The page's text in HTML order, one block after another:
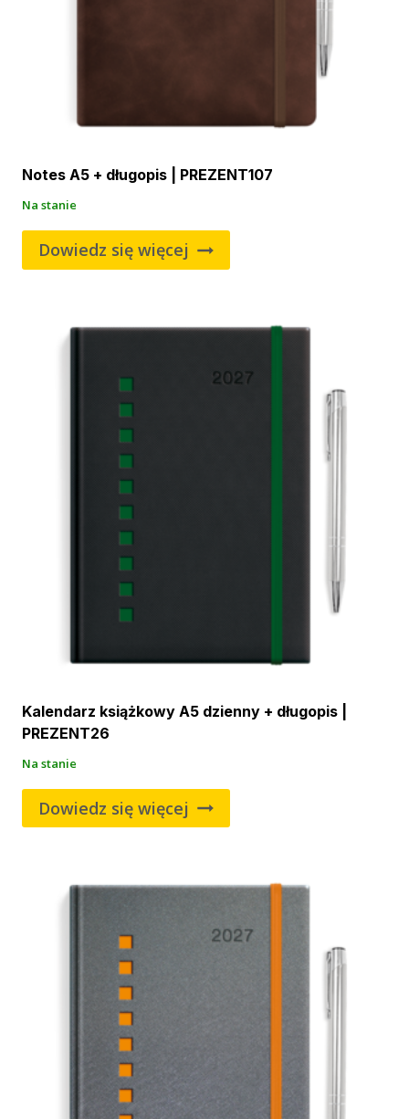
Notes A5 + długopis | PREZENT107
Na stanie
Dowiedz się więcej
Kalendarz książkowy A5 dzienny + długopis |
PREZENT26
Na stanie
Dowiedz się więcej